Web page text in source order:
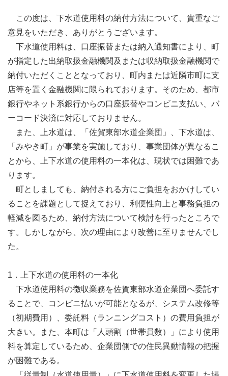
この度は、下水道使用料の納付方法について、貴重なご
意見をいただき、ありがとうございます。
下水道使用料は、口座振替または納入通知書により、町
が指定した出納取扱金融機関及または収納取扱金融機関で
納付いただくこととなっており、町内または近隣市町に支
店等を置く金融機関に限られております。そのため、都市
銀行やネット系銀行からの口座振替やコンビニ支払い、バ
ーコード決済に対応しておりません。
また、上水道は、「佐賀東部水道企業団」、下水道は、
「みやき町」が事業を実施しており、事業団体が異なるこ
とから、上下水道の使用料の一本化は、現状では困難であ
ります。
町としましても、納付される方にご負担をおかけしてい
ることを課題として捉えており、利便性向上と事務負担の
軽減を図るため、納付方法について検討を行ったところで
す。しかしながら、次の理由により改善に至りませんでし
た。
1．上下水道の使用料の一本化
下水道使用料の徴収業務を佐賀東部水道企業団へ委託す
ることで、コンビニ払いが可能となるが、システム改修等
（初期費用）、委託料（ランニングコスト）の費用負担が
大きい。また、本町は「人頭割（世帯員数）」により使用
料を算定しているため、企業団側での住民異動情報の把握
が困難である。